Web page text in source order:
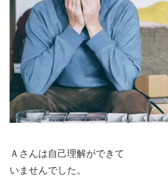
Ａさんは自己理解ができて
いませんでした。